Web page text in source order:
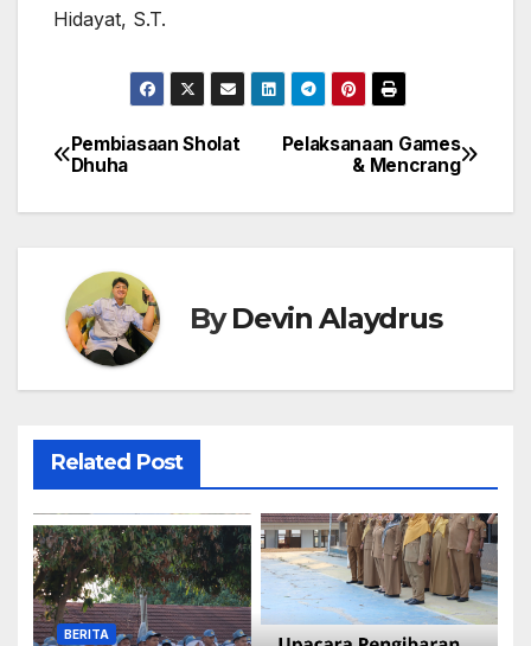
Hidayat, S.T.
Navigasi
pos
Pelaksanaan Games
& Mencrang
Pembiasaan Sholat
Dhuha
ByDevin Alaydrus
Related Post
BERITA